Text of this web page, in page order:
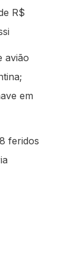
R$
avião
em
feridos